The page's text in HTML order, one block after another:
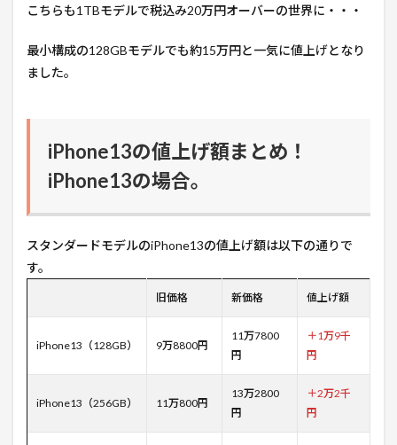
こちらも1TBモデルで税込み20万円オーバーの世界に・・・
最小構成の128GBモデルでも約15万円と一気に値上げとなり
ました。
iPhone13の値上げ額まとめ！
iPhone13の場合。
スタンダードモデルのiPhone13の値上げ額は以下の通りで
す。
旧価格 新価格 値上げ額
iPhone13（128GB） 9万8800円
11万7800
円
＋1万9千
円
iPhone13（256GB） 11万800円
13万2800
円
＋2万2千
円